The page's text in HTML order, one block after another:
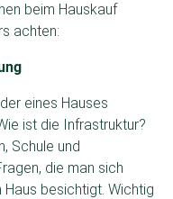
beim Hauskauf
achten:
eines Hauses
ist die Infrastruktur?
Schule und
die man sich
besichtigt. Wichtig